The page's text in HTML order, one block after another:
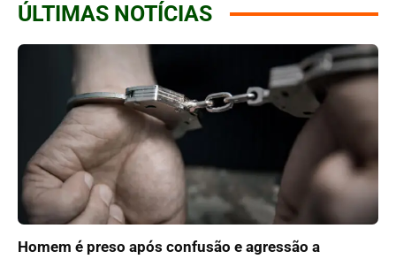
ÚLTIMAS NOTÍCIAS
Homem é preso após confusão e agressão a